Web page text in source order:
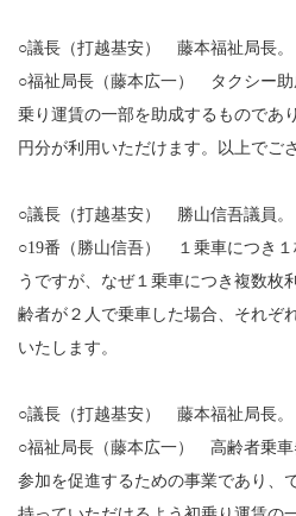
○議長（打越基安） 藤本福祉局長。
○福祉局長（藤本広一） タクシー助
乗り運賃の一部を助成するものであ
円分が利用いただけます。以上でご
○議長（打越基安） 勝山信吾議員。
○19番（勝山信吾） １乗車につき１
うですが、なぜ１乗車につき複数枚
齢者が２人で乗車した場合、それぞ
いたします。
○議長（打越基安） 藤本福祉局長。
○福祉局長（藤本広一） 高齢者乗車
参加を促進するための事業であり、